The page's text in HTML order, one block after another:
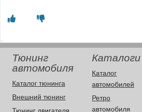
Тюнинг
автомобиля
Каталог тюнинга
Внешний тюнинг
Каталоги
Каталог
автомобилей
Ретро
автомобиля